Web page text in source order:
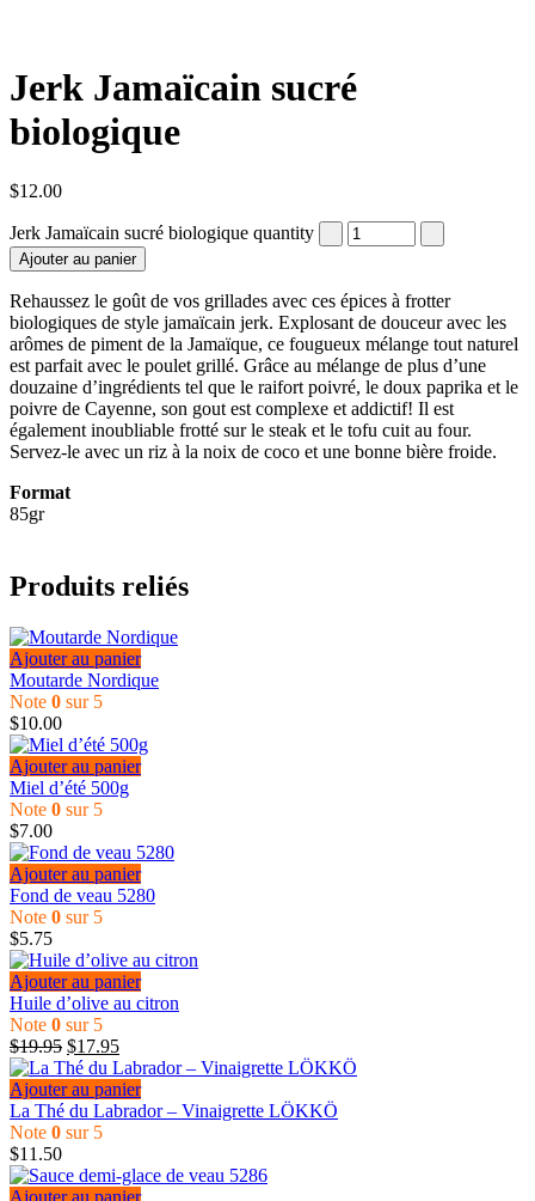
Jerk Jamaïcain sucré
biologique
$12.00
Jerk Jamaïcain sucré biologique quantity
Ajouter au panier
Rehaussez le goût de vos grillades avec ces épices à frotter
biologiques de style jamaïcain jerk. Explosant de douceur avec les
arômes de piment de la Jamaïque, ce fougueux mélange tout naturel
est parfait avec le poulet grillé. Grâce au mélange de plus d’une
douzaine d’ingrédients tel que le raifort poivré, le doux paprika et le
poivre de Cayenne, son gout est complexe et addictif! Il est
également inoubliable frotté sur le steak et le tofu cuit au four.
Servez-le avec un riz à la noix de coco et une bonne bière froide.
Format
85gr
Produits reliés
Ajouter au panier
Moutarde Nordique
Note 0 sur 5
$10.00
Ajouter au panier
Miel d’été 500g
Note 0 sur 5
$7.00
Ajouter au panier
Fond de veau 5280
Note 0 sur 5
$5.75
Ajouter au panier
Huile d’olive au citron
Note 0 sur 5
$19.95 $17.95
Ajouter au panier
La Thé du Labrador – Vinaigrette LÖKKÖ
Note 0 sur 5
$11.50
Ajouter au panier